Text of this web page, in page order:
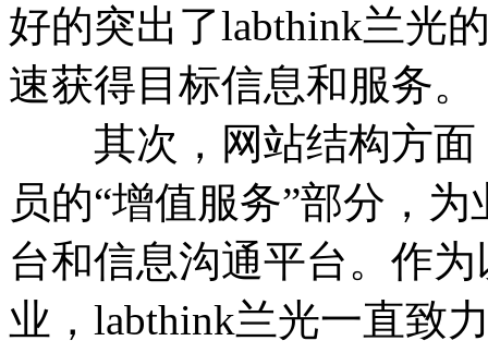
好的突出了labthink兰光
速获得目标信息和服务。
其次，网站结构方面
员的“增值服务”部分，
台和信息沟通平台。作
业，labthink兰光一直致